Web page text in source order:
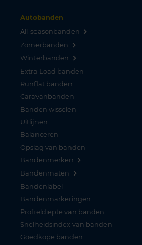
Autobanden
All-seasonbanden
Zomerbanden
Winterbanden
Extra Load banden
Runflat banden
Caravanbanden
Banden wisselen
Uitlijnen
Balanceren
Opslag van banden
Bandenmerken
Bandenmaten
Bandenlabel
Bandenmarkeringen
Profieldiepte van banden
Snelheidsindex van banden
Goedkope banden